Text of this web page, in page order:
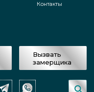
Контакты
Вызвать
замерщика